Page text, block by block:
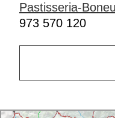
Pastisseria-
973 570 120